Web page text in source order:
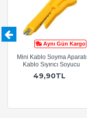
Aynı Gün Kargo
Mini Kablo Soyma Aparatı
Kablo Sıyırıcı Soyucu
49,90TL